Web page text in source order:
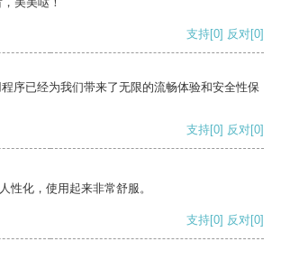
支持[0] 反对[0]
序已经为我们带来了无限的流畅体验和安全性保
支持[0] 反对[0]
性化，使用起来非常舒服。
支持[0] 反对[0]